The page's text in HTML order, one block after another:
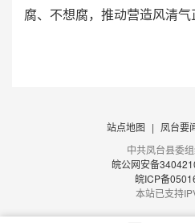
腐、不想腐，推动营造风清气
站点地图 | 凤台要
中共凤台县委
皖公网安备
皖ICP备
本站已支持